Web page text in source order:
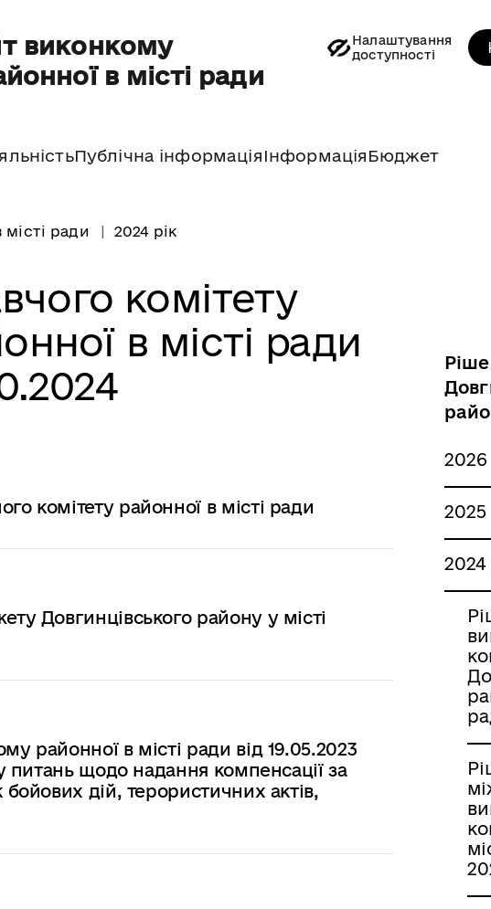
виконкому
в місті ради
Налаштування
доступності
Публічна інформація Інформація Бюджет
ради 2024 рік
комітету
в місті ради
комітету районної в місті ради
Довгинцівського району у місті
районної в місті ради від 19.05.2023
питань щодо надання компенсації за
дій, терористичних актів,
2026
2025
2024